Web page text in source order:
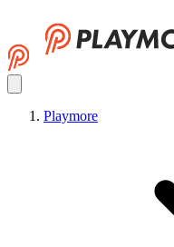
Playmore